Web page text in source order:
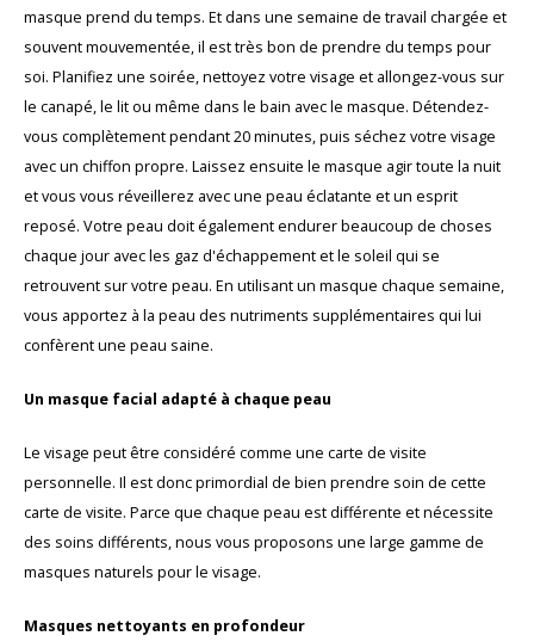
masque prend du temps. Et dans une semaine de travail chargée et
souvent mouvementée, il est très bon de prendre du temps pour
soi. Planifiez une soirée, nettoyez votre visage et allongez-vous sur
le canapé, le lit ou même dans le bain avec le masque. Détendez-
vous complètement pendant 20 minutes, puis séchez votre visage
avec un chiffon propre. Laissez ensuite le masque agir toute la nuit
et vous vous réveillerez avec une peau éclatante et un esprit
reposé. Votre peau doit également endurer beaucoup de choses
chaque jour avec les gaz d'échappement et le soleil qui se
retrouvent sur votre peau. En utilisant un masque chaque semaine,
vous apportez à la peau des nutriments supplémentaires qui lui
confèrent une peau saine.
Un masque facial adapté à chaque peau
Le visage peut être considéré comme une carte de visite
personnelle. Il est donc primordial de bien prendre soin de cette
carte de visite. Parce que chaque peau est différente et nécessite
des soins différents, nous vous proposons une large gamme de
masques naturels pour le visage.
Masques nettoyants en profondeur